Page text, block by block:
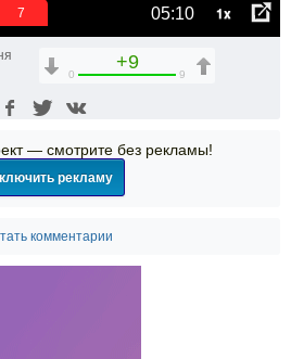
05:10 1x
6
+9
0 9
— смотрите без рекламы!
рекламу
комментарии